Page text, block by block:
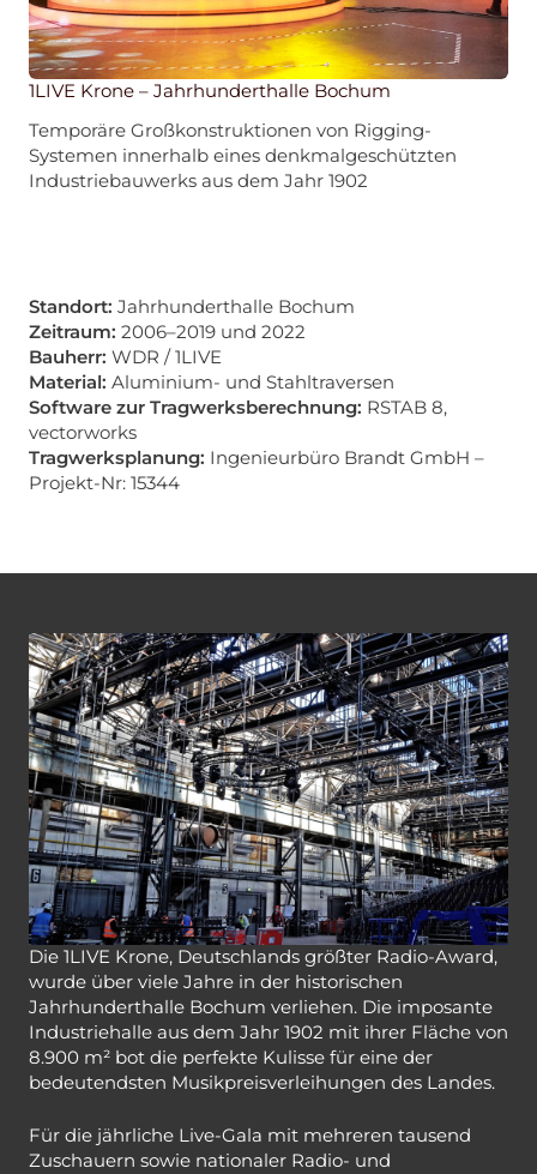
1LIVE Krone – Jahrhunderthalle Bochum
Temporäre Großkonstruktionen von Rigging-
Systemen innerhalb eines denkmalgeschützten
Industriebauwerks aus dem Jahr 1902
Standort: Jahrhunderthalle Bochum
Zeitraum: 2006–2019 und 2022
Bauherr: WDR / 1LIVE
Material: Aluminium- und Stahltraversen
Software zur Tragwerksberechnung: RSTAB 8,
vectorworks
Tragwerksplanung: Ingenieurbüro Brandt GmbH –
Projekt-Nr: 15344
Die 1LIVE Krone, Deutschlands größter Radio-Award,
wurde über viele Jahre in der historischen
Jahrhunderthalle Bochum verliehen. Die imposante
Industriehalle aus dem Jahr 1902 mit ihrer Fläche von
8.900 m² bot die perfekte Kulisse für eine der
bedeutendsten Musikpreisverleihungen des Landes.
Für die jährliche Live-Gala mit mehreren tausend
Zuschauern sowie nationaler Radio- und